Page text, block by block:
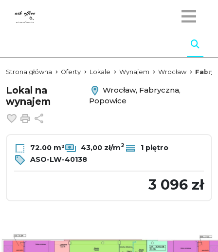
Strona główna Oferty Lokale Wynajem Wrocław
Lokal na
wynajem
Wrocław, Fabryczna,
Popowice
Dodaj do ulubionych
Drukuj
72.00 m² 43,00 zł/m2
1 piętro
ASO-LW-40138
3 096 zł